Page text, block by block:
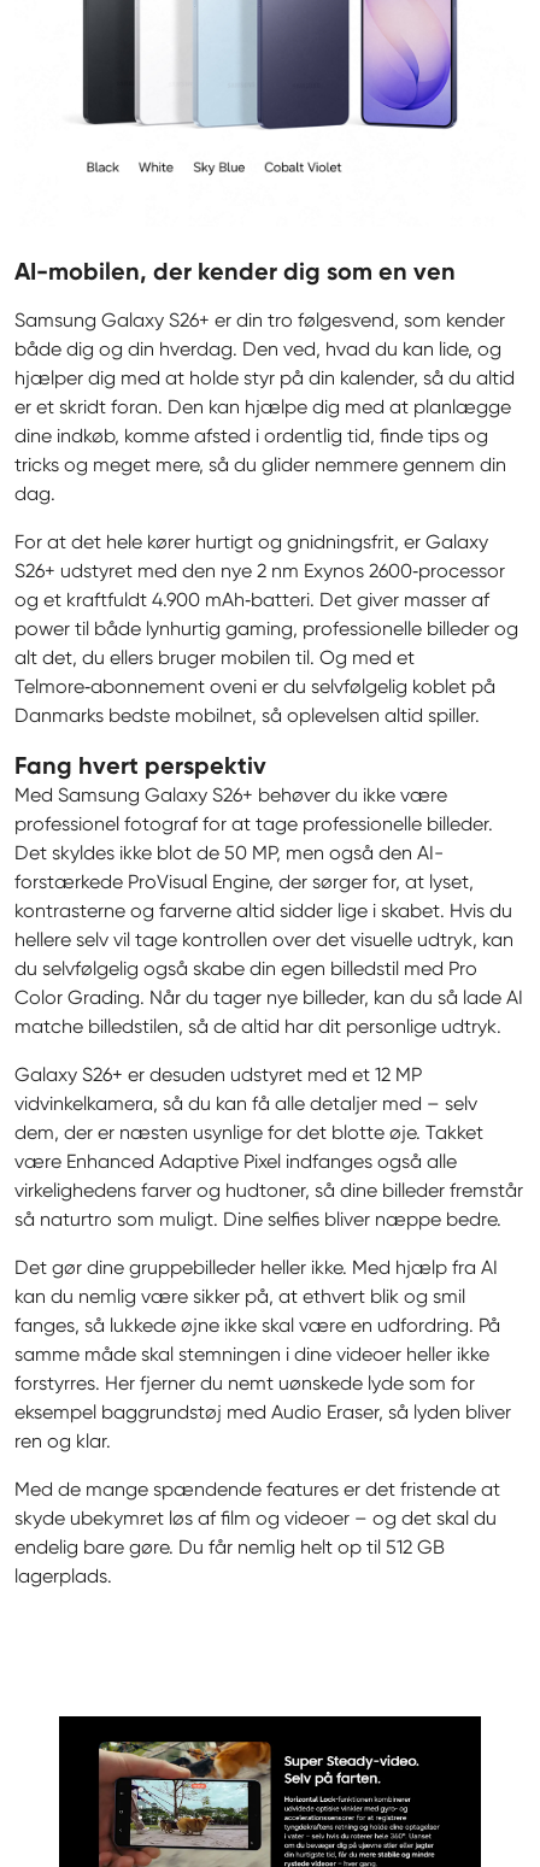
AI-mobilen, der kender dig som en ven
Samsung Galaxy S26+ er din tro følgesvend, som kender
både dig og din hverdag. Den ved, hvad du kan lide, og
hjælper dig med at holde styr på din kalender, så du altid
er et skridt foran. Den kan hjælpe dig med at planlægge
dine indkøb, komme afsted i ordentlig tid, finde tips og
tricks og meget mere, så du glider nemmere gennem din
dag.
For at det hele kører hurtigt og gnidningsfrit, er Galaxy
S26+ udstyret med den nye 2 nm Exynos 2600‑processor
og et kraftfuldt 4.900 mAh‑batteri. Det giver masser af
power til både lynhurtig gaming, professionelle billeder og
alt det, du ellers bruger mobilen til. Og med et
Telmore‑abonnement oveni er du selvfølgelig koblet på
Danmarks bedste mobilnet, så oplevelsen altid spiller.
Fang hvert perspektiv
Med Samsung Galaxy S26+ behøver du ikke være
professionel fotograf for at tage professionelle billeder.
Det skyldes ikke blot de 50 MP, men også den AI-
forstærkede ProVisual Engine, der sørger for, at lyset,
kontrasterne og farverne altid sidder lige i skabet. Hvis du
hellere selv vil tage kontrollen over det visuelle udtryk, kan
du selvfølgelig også skabe din egen billedstil med Pro
Color Grading. Når du tager nye billeder, kan du så lade AI
matche billedstilen, så de altid har dit personlige udtryk.
Galaxy S26+ er desuden udstyret med et 12 MP
vidvinkelkamera, så du kan få alle detaljer med – selv
dem, der er næsten usynlige for det blotte øje. Takket
være Enhanced Adaptive Pixel indfanges også alle
virkelighedens farver og hudtoner, så dine billeder fremstår
så naturtro som muligt. Dine selfies bliver næppe bedre.
Det gør dine gruppebilleder heller ikke. Med hjælp fra AI
kan du nemlig være sikker på, at ethvert blik og smil
fanges, så lukkede øjne ikke skal være en udfordring. På
samme måde skal stemningen i dine videoer heller ikke
forstyrres. Her fjerner du nemt uønskede lyde som for
eksempel baggrundstøj med Audio Eraser, så lyden bliver
ren og klar.
Med de mange spændende features er det fristende at
skyde ubekymret løs af film og videoer – og det skal du
endelig bare gøre. Du får nemlig helt op til 512 GB
lagerplads.